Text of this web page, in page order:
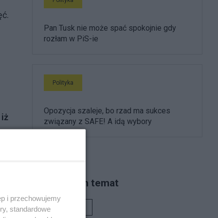
iż
Pan Tusk nie może spać spokojnie gdy
rozłam w PiS-ie
Polityka
Opozycja szaleje, bo rzad ma sukces
związany z SAFE! A idą wybory
Piszą na ten temat
i przechowujemy
standardowe